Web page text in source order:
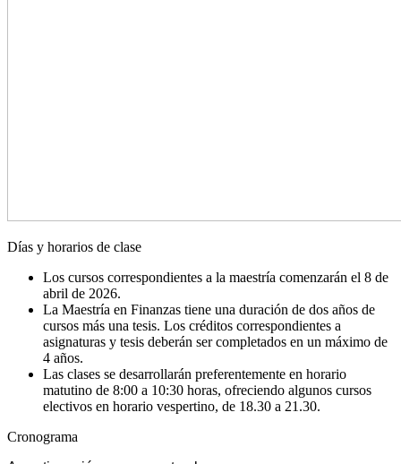
Días y horarios de clase
Los cursos correspondientes a la maestría comenzarán el 8 de
abril de 2026.
La Maestría en Finanzas tiene una duración de dos años de
cursos más una tesis. Los créditos correspondientes a
asignaturas y tesis deberán ser completados en un máximo de
4 años.
Las clases se desarrollarán preferentemente en horario
matutino de 8:00 a 10:30 horas, ofreciendo algunos cursos
electivos en horario vespertino, de 18.30 a 21.30.
Cronograma